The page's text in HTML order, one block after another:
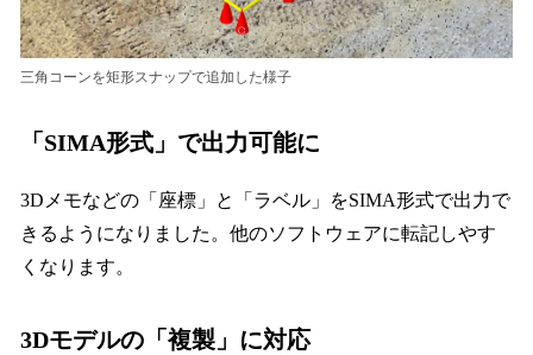
三角コーンを矩形スナップで追加した様子
「SIMA形式」で出力可能に
3Dメモなどの「座標」と「ラベル」をSIMA形式で出力で
きるようになりました。他のソフトウェアに転記しやす
くなります。
3Dモデルの「複製」に対応